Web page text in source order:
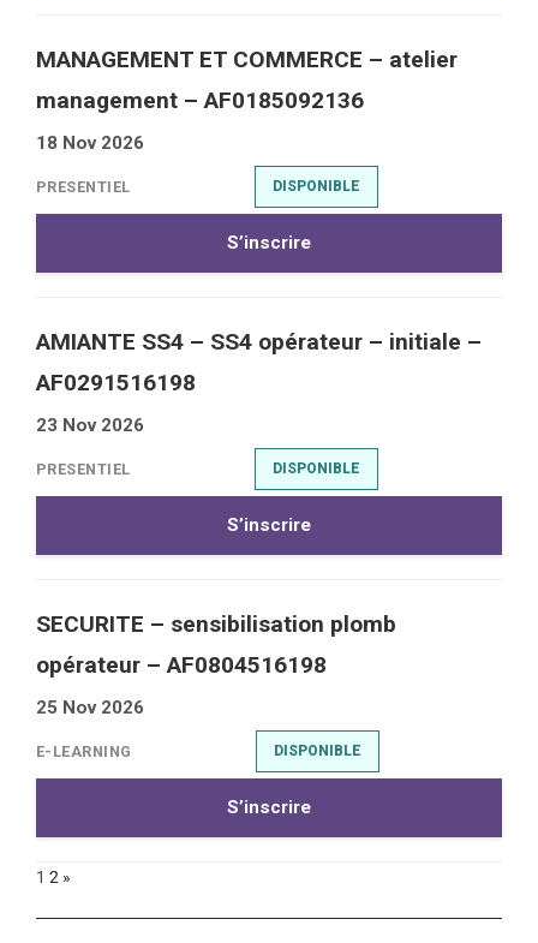
MANAGEMENT ET COMMERCE – atelier
management – AF0185092136
18 Nov 2026
PRESENTIEL DISPONIBLE
S’inscrire
AMIANTE SS4 – SS4 opérateur – initiale –
AF0291516198
23 Nov 2026
PRESENTIEL DISPONIBLE
S’inscrire
SECURITE – sensibilisation plomb
opérateur – AF0804516198
25 Nov 2026
E-LEARNING DISPONIBLE
S’inscrire
1 2 »